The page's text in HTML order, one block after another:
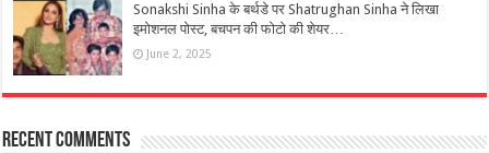
Sonakshi Sinha के बर्थडे पर Shatrughan Sinha ने लिखा
इमोशनल पोस्ट, बचपन की फोटो की शेयर…
June 2, 2025
Recent Comments